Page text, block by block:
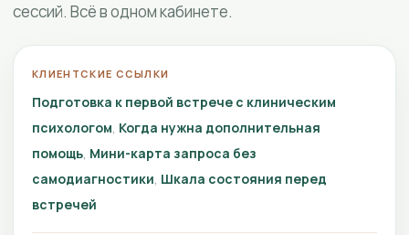
сессий. Всё в одном кабинете.
КЛИЕНТСКИЕ ССЫЛКИ
Подготовка к первой встрече с клиническим
психологом Когда нужна дополнительная
помощь Мини-карта запроса без
самодиагностики Шкала состояния перед
встречей